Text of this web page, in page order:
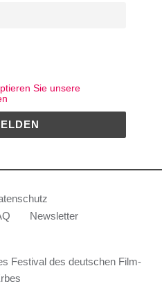
Sie unsere
Newsletter
Festival des deutschen Film-